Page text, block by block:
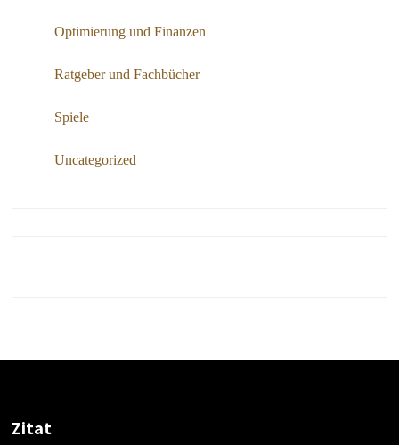
Optimierung und Finanzen
Ratgeber und Fachbücher
Spiele
Uncategorized
Zitat